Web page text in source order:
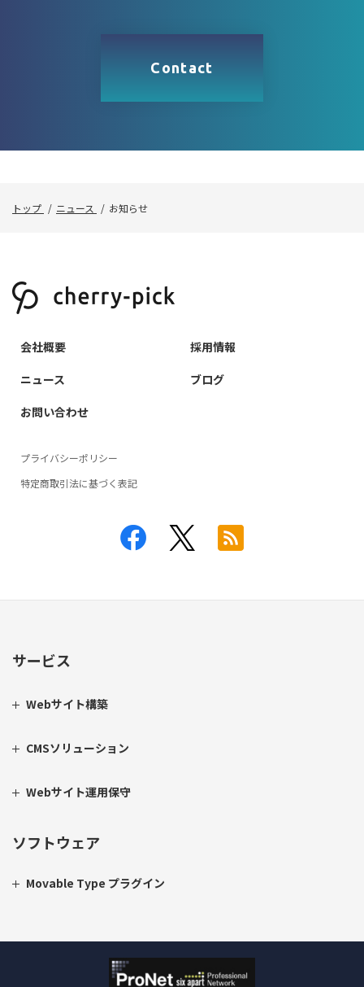
Contact
トップ ニュース お知らせ
サービス
Webサイト構築
CMSソリューション
Webサイト運用保守
ソフトウェア
Movable Type プラグイン
会社概要
採用情報
ニュース
ブログ
お問い合わせ
プライバシーポリシー
特定商取引法に基づく表記